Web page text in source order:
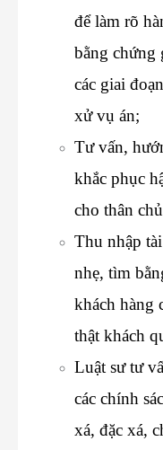
để làm rõ
bằng chứng
các giai
xử vụ án;
Tư vấn,
khắc phục
cho thân
Thu nhập
nhẹ, tìm
khách hàng
thật khách
Luật sư tư
các chính
xá, đặc xá,